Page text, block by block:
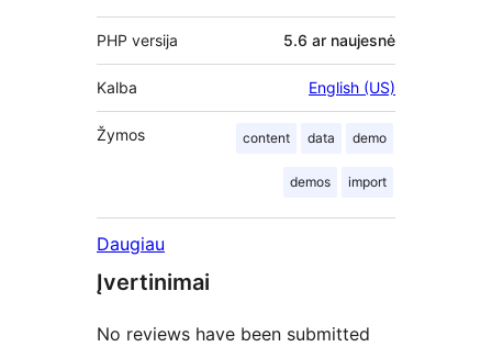
PHP versija 5.6 ar naujesnė
Kalba English (US)
Žymos content data demo
demos import
Daugiau
Įvertinimai
No reviews have been submitted